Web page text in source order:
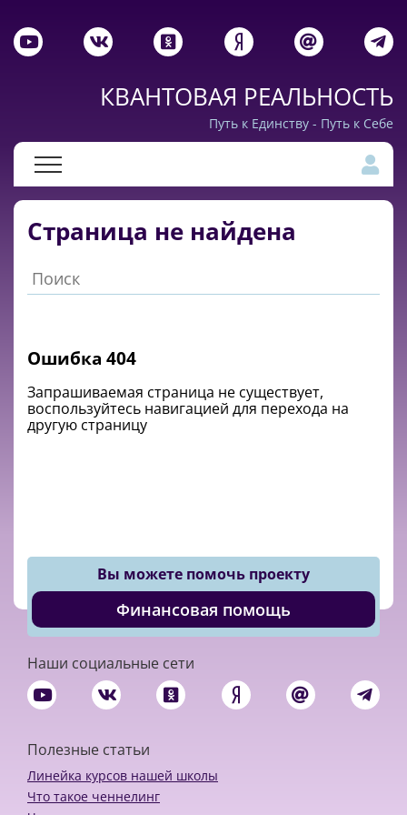
КВАНТОВАЯ РЕАЛЬНОСТЬ
Путь к Единству - Путь к Себе
Страница не найдена
Ошибка 404
Запрашиваемая cтраница не существует,
воспользуйтесь навигацией для перехода на
другую страницу
Вы можете помочь проекту
Финансовая помощь
Наши социальные сети
Полезные статьи
Линейка курсов нашей школы
Что такое ченнелинг